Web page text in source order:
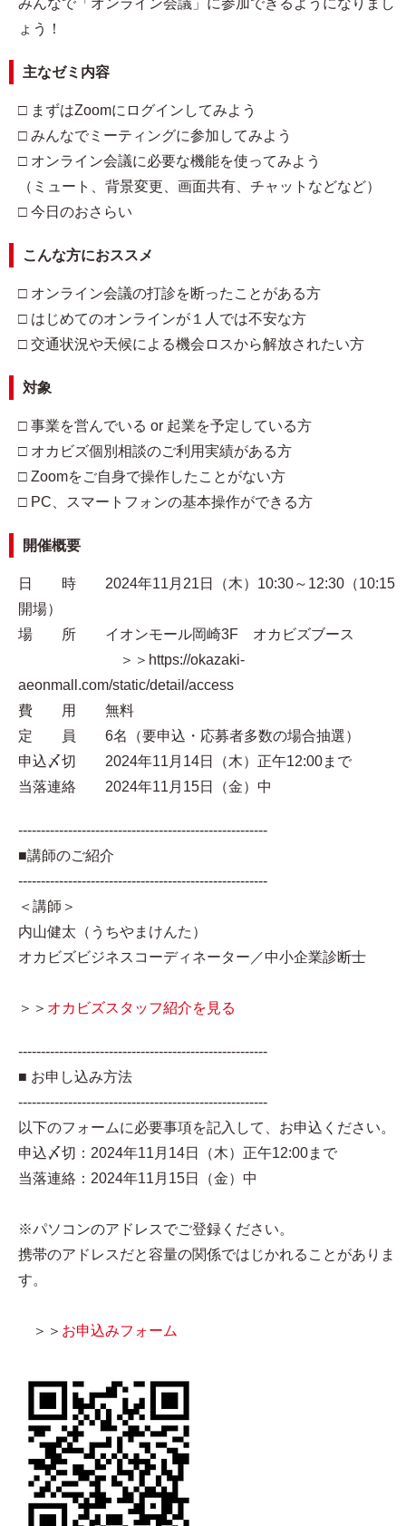
みんなで「オンライン会議」に参加できるようになりまし
ょう！
主なゼミ内容
□ まずはZoomにログインしてみよう
□ みんなでミーティングに参加してみよう
□ オンライン会議に必要な機能を使ってみよう
（ミュート、背景変更、画面共有、チャットなどなど）
□ 今日のおさらい
こんな方におススメ
□ オンライン会議の打診を断ったことがある方
□ はじめてのオンラインが１人では不安な方
□ 交通状況や天候による機会ロスから解放されたい方
対象
□ 事業を営んでいる or 起業を予定している方
□ オカビズ個別相談のご利用実績がある方
□ Zoomをご自身で操作したことがない方
□ PC、スマートフォンの基本操作ができる方
開催概要
日 時 2024年11月21日（木）10:30～12:30（10:15
開場）
場 所 イオンモール岡崎3F オカビズブース
＞＞https://okazaki-
aeonmall.com/static/detail/access
費 用 無料
定 員 6名（要申込・応募者多数の場合抽選）
申込〆切 2024年11月14日（木）正午12:00まで
当落連絡 2024年11月15日（金）中
-------------------------------------------------------
■講師のご紹介
-------------------------------------------------------
＜講師＞
内山健太（うちやまけんた）
オカビズビジネスコーディネーター／中小企業診断士
＞＞ オカビズスタッフ紹介を見る
-------------------------------------------------------
■ お申し込み方法
-------------------------------------------------------
以下のフォームに必要事項を記入して、お申込ください。
申込〆切：2024年11月14日（木）正午12:00まで
当落連絡：2024年11月15日（金）中
※パソコンのアドレスでご登録ください。
携帯のアドレスだと容量の関係ではじかれることがありま
す。
＞＞ お申込みフォーム